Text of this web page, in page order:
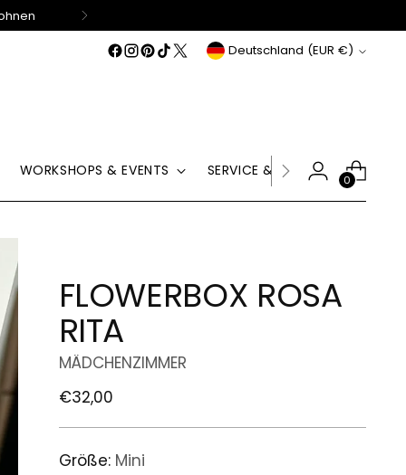
Währung Deutschland (EUR €)
WORKSHOPS & EVENTS SERVICE & HILFE
0
FLOWERBOX ROSA
RITA
MÄDCHENZIMMER
Regulärer
€32,00
Größe: Mini